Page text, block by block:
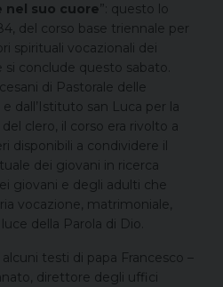
nel suo cuore ”: questo lo
del corso base triennale per
spirituali vocazionali dei
conclude questo sabato.
di Pastorale delle
dall’Istituto san Luca per la
clero, il corso era rivolto a
disponibili a condividere il
dei giovani in ricerca
giovani e degli adulti che
vocazione, matrimoniale,
della Parola di Dio.
alcuni testi di papa Francesco –
direttore degli uffici